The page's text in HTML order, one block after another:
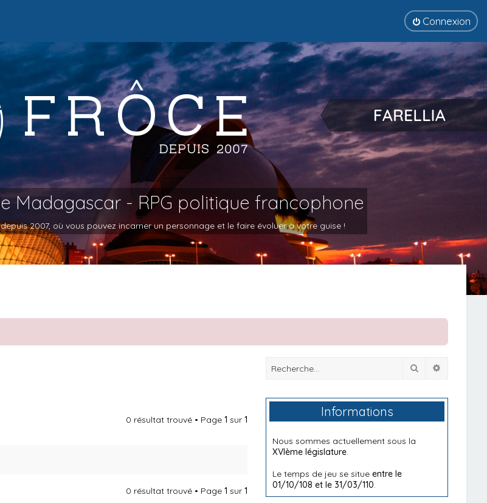
Connexion
Madagascar - RPG politique francophone
2007, où vous pouvez incarner un personnage et le faire évoluer à votre guise !
0 résultat trouvé • Page1 sur1
0 résultat trouvé • Page1 sur1
Rechercher
Informations
Nous sommes actuellement sous la
XVIème législature.
Le temps de jeu se situeentre le
01/10/108 et le 31/03/110.